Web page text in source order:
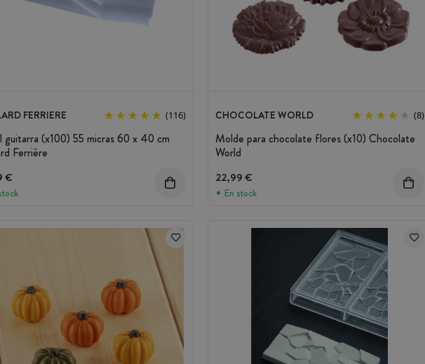
FERRIERE (116)
guitarra (x100) 55 micras 60 x 40 cm
Ferrière
€
CHOCOLATE WORLD (8)
Molde para chocolate flores (x10) Chocolate
World
22,99 €
En stock